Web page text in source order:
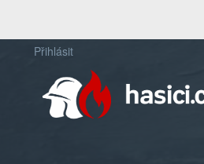
Přihlásit